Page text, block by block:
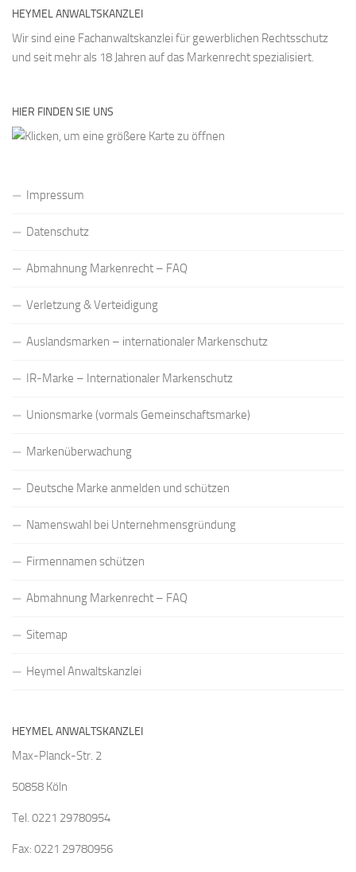
HEYMEL ANWALTSKANZLEI
Wir sind eine Fachanwaltskanzlei für gewerblichen Rechtsschutz
und seit mehr als 18 Jahren auf das Markenrecht spezialisiert.
HIER FINDEN SIE UNS
Impressum
Datenschutz
Abmahnung Markenrecht – FAQ
Verletzung & Verteidigung
Auslandsmarken – internationaler Markenschutz
IR-Marke – Internationaler Markenschutz
Unionsmarke (vormals Gemeinschaftsmarke)
Markenüberwachung
Deutsche Marke anmelden und schützen
Namenswahl bei Unternehmensgründung
Firmennamen schützen
Abmahnung Markenrecht – FAQ
Sitemap
Heymel Anwaltskanzlei
HEYMEL ANWALTSKANZLEI
Max-Planck-Str. 2
50858 Köln
Tel. 0221 29780954
Fax: 0221 29780956